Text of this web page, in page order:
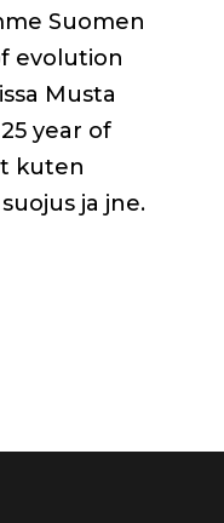
Suomen
evolution
Musta
year of
kuten
ja jne.